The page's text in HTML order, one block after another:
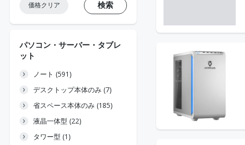
価格クリア 検索
パソコン・サーバー・タブレ
ット
ノート (591)
デスクトップ本体のみ (7)
省スペース本体のみ (185)
液晶一体型 (22)
タワー型 (1)